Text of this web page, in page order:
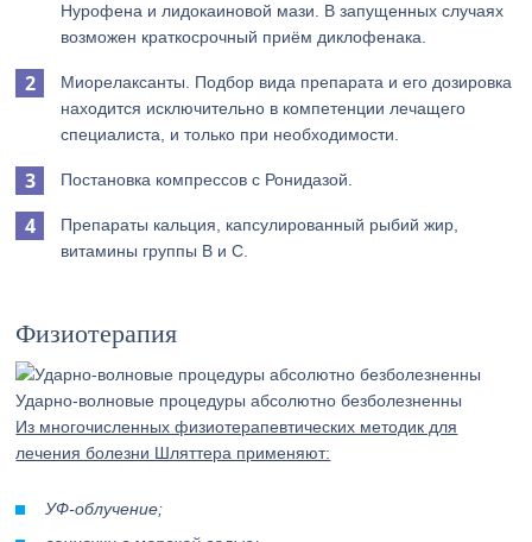
Нурофена и лидокаиновой мази. В запущенных случаях
возможен краткосрочный приём диклофенака.
Миорелаксанты. Подбор вида препарата и его дозировка
находится исключительно в компетенции лечащего
специалиста, и только при необходимости.
Постановка компрессов с Ронидазой.
Препараты кальция, капсулированный рыбий жир,
витамины группы В и С.
Физиотерапия
Ударно-волновые процедуры абсолютно безболезненны
Из многочисленных физиотерапевтических методик для
лечения болезни Шляттера применяют:
УФ-облучение;